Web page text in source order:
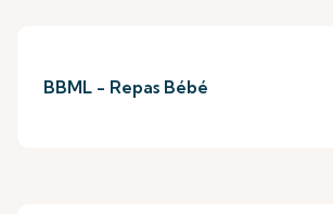
BBML - Repas Bébé